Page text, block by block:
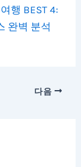
행 BEST 4:
완벽 분석
다음